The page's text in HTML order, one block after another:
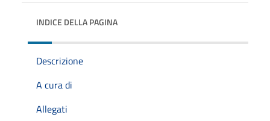
INDICE DELLA PAGINA
Descrizione
A cura di
Allegati